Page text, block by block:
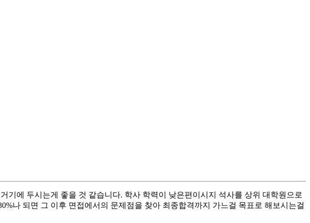
기에 두시는게 좋을 것 같습니다. 학사 학력이 낮은편이시지 석사를 상위 대학원으로
나 되면 그 이후 면접에서의 문제점을 찾아 최종합격까지 가느걸 목표로 해보시는걸